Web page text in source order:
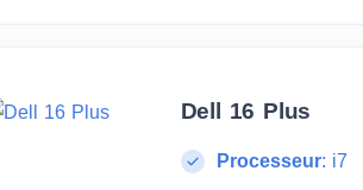
Dell 16 Plus
Processeur: i7